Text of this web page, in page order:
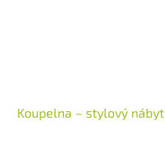
Koupelna – stylový